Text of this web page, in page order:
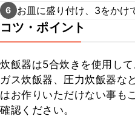
6 お皿に盛り付け、3をかけ
コツ・ポイント
炊飯器は5合炊きを使用して
ガス炊飯器、圧力炊飯器な
はお作りいただけない事も
確認ください。